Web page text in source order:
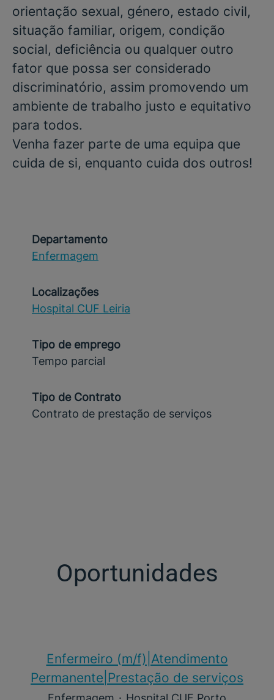
orientação sexual, género, estado civil,
situação familiar, origem, condição
social, deficiência ou qualquer outro
fator que possa ser considerado
discriminatório, assim promovendo um
ambiente de trabalho justo e equitativo
para todos.
Venha fazer parte de uma equipa que
cuida de si, enquanto cuida dos outros!
Departamento
Enfermagem
Localizações
Hospital CUF Leiria
Tipo de emprego
Tempo parcial
Tipo de Contrato
Contrato de prestação de serviços
Oportunidades
Enfermeiro (m/f)​|Atendimento
Permanente|Prestação de serviços